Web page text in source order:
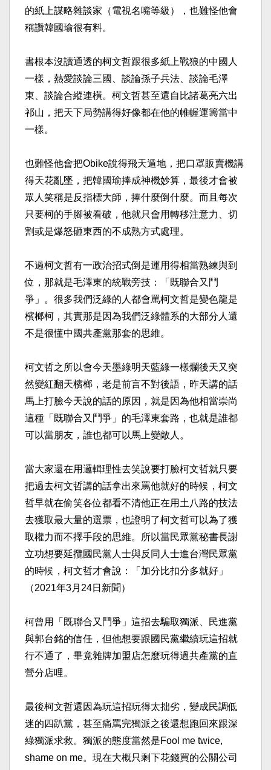
的紙上謀略雜談家（電視名嘴等級），也難怪他會
稱讚韓國瑜很有料。​
書根本沒讀通透的柯文哲跟很多紙上戰狼的中國人
一樣，熱愛談論三國、談論孫子兵法、談論毛澤
東、談論合縱連橫。柯文哲甚至還自比諸葛亮六出
祁山，把天下局勢講得好像都在他的帷幄運籌當中
一樣。​
也難怪他會把Obike說得飛天遁地，把口罩販賣機講
得天花亂墜，把韓國瑜捧成神機妙算，最後才會被
眾人笑稱是反指標大師，捧什麼倒什麼。而且每次
只要柯的手腳被看破，他就只會用轉移注意力、切
割或是爆怒砸東西的不成熟方式處理。​
不過柯文哲有一政治招式倒是運用得相當熟練與到
位，那就是毛澤東的統戰旁技：「既聯合又鬥
爭」。很多我們泛綠的人都會罵柯文哲是變色龍是
檳榔柯，其實那是因為我們泛綠體系的大部分人還
不是很懂中國共產黨那套的思維。​
柯文哲之所以會今天墨綠明天藍綠一樣爛後天又突
然變紅翻天檳榔，老是前言不對後語，昨天講的話
馬上打臉今天說的話的原因，就是因為他相當崇尚
這種「既聯合又鬥爭」的毛澤東套路，也就是誰都
可以當朋友，誰也都可以馬上變敵人。​
當大家還在用邏輯理性去笑說要打臉柯文哲就只要
把過去柯文哲講的話拿出來罵他就好的時候，柯文
哲早就在偷笑各位都看不清他正在用土八路的技法
去獲取最大量的選票，也證明了柯文哲可以為了獲
取權力而不擇手段的思維。所以當民眾黨秘書長謝
立功想要延攬國民黨人士與反同人士進台灣民眾黨
的時候，柯文哲才會說：「加分比扣分多就好」
（2021年3月24日新聞）​
柯曾用「既聯合又鬥爭」這招去騙取獨派、民進黨
與郭台銘的信任，但他想要跟國民黨繼續玩這招就
行不通了，畢竟雜牌加盟店怎麼玩得過共產黨的直
營分店哩。​
最後柯文哲還因為玩這招玩得太拙劣，變成民調低
迷的四趴黨，甚至痛罵完獨派之後還想跑回來跟深
綠獨派求救。獨派的態度當然是Fool me twice,
shame on me。現在大概只剩下花錢買的公關公司